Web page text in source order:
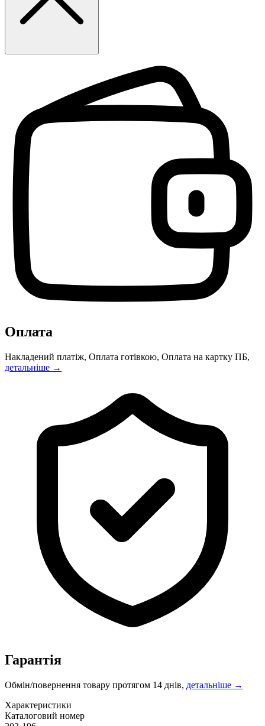
Оплата
Накладений платіж, Оплата готівкою, Оплата на картку ПБ,
детальніше →
Гарантія
Обмін/повернення товару протягом 14 днів, детальніше →
Характеристики
Каталоговий номер